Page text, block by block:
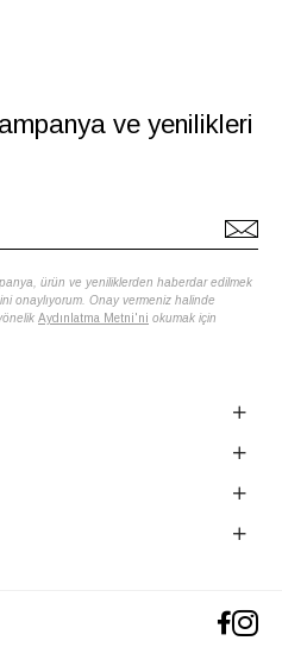
ve yenilikleri
ürün ve yeniliklerden haberdar edilmek
onaylıyorum. Onay vermeniz halinde
Aydınlatma Metni'ni okumak için